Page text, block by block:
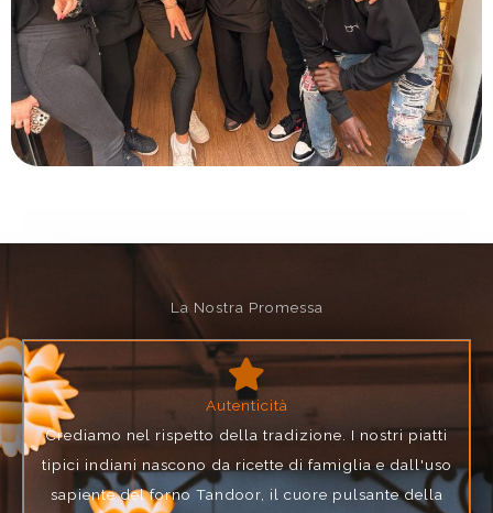
La Nostra Promessa
Autenticità
Crediamo nel rispetto della tradizione. I nostri piatti
tipici indiani nascono da ricette di famiglia e dall'uso
sapiente del forno Tandoor, il cuore pulsante della